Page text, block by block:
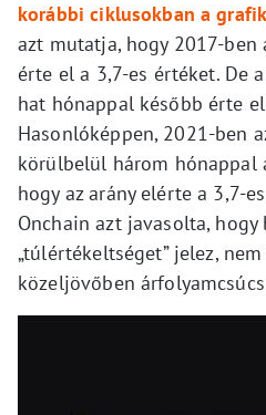
korábbi ciklusokban a
azt mutatja, hogy 2017-ben
érte el a 3,7-es értéket. De
hat hónappal később érte
Hasonlóképpen, 2021-ben
körülbelül három hónappal
hogy az arány elérte a 3,7-
Onchain azt javasolta, hogy
„túlértékeltséget” jelez,
közeljövőben